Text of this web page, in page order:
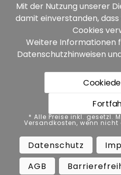
Unsere Partner:
* Alle Preise inkl. gesetzl.
Versandkosten, wenn nicht
Datenschutz
Barrierefreiheit
Mit der Nutzung unserer
damit einverstanden,
Cookies
Weitere Informationen
Datenschutzhinweisen
* Alle Preise inkl. gesetzl.
Versandkosten, wenn
Datenschutz
AGB